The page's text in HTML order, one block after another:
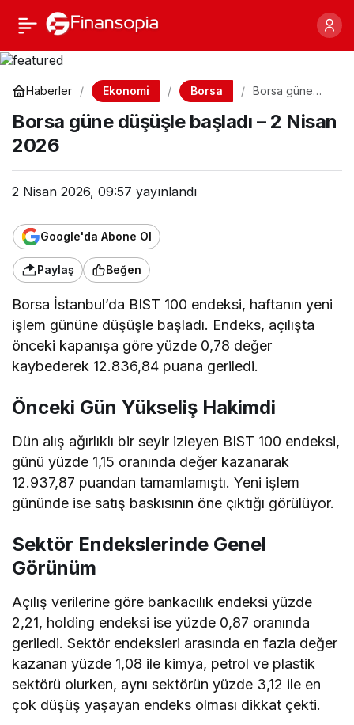
Haberler Ekonomi Borsa
Borsa güne
– 2 Nisan 2026
Borsa güne düşüşle başladı – 2 Nisan
2026
2 Nisan 2026, 09:57 yayınlandı
Google'da Abone Ol
Paylaş Beğen
Borsa İstanbul’da BIST 100 endeksi, haftanın yeni
işlem gününe düşüşle başladı. Endeks, açılışta
önceki kapanışa göre yüzde 0,78 değer
kaybederek 12.836,84 puana geriledi.
Önceki Gün Yükseliş Hakimdi
Dün alış ağırlıklı bir seyir izleyen BIST 100 endeksi,
günü yüzde 1,15 oranında değer kazanarak
12.937,87 puandan tamamlamıştı. Yeni işlem
gününde ise satış baskısının öne çıktığı görülüyor.
Sektör Endekslerinde Genel
Görünüm
Açılış verilerine göre bankacılık endeksi yüzde
2,21, holding endeksi ise yüzde 0,87 oranında
geriledi. Sektör endeksleri arasında en fazla değer
kazanan yüzde 1,08 ile kimya, petrol ve plastik
sektörü olurken, aynı sektörün yüzde 3,12 ile en
çok düşüş yaşayan endeks olması dikkat çekti.
Borsa güne düşüşle
başladı – 2 Nisan 2026
Paylaş